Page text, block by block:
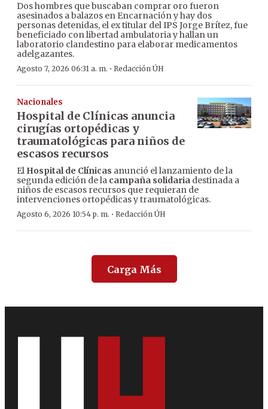
Dos hombres que buscaban comprar oro fueron
asesinados a balazos en Encarnación y hay dos
personas detenidas, el ex titular del IPS Jorge Brítez, fue
beneficiado con libertad ambulatoria y hallan un
laboratorio clandestino para elaborar medicamentos
adelgazantes.
Agosto 7, 2026 06:31 a. m. · Redacción ÚH
Nacionales
Hospital de Clínicas anuncia
cirugías ortopédicas y
traumatológicas para niños de
escasos recursos
El Hospital de Clínicas anunció el lanzamiento de la
segunda edición de la campaña solidaria destinada a
niños de escasos recursos que requieran de
intervenciones ortopédicas y traumatológicas.
Agosto 6, 2026 10:54 p. m. · Redacción ÚH
Carga Más